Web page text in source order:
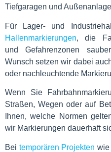
Tiefgaragen und
Für Lager- und
Hallenmarkierungen, die
und Gefahrenzonen
Wunsch setzen wir dabei
oder nachleuchtende
Wenn Sie
Straßen, Wegen oder auf
Ihnen, welche Normen
wir Markierungen dauerhaft
Bei temporären Projekten wie